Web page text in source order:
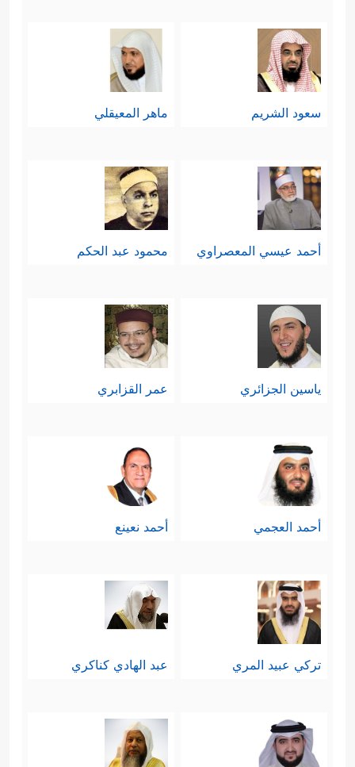
سعود الشريم ماهر المعيقلي
أحمد عيسي المعصراوي محمود عبد الحكم
ياسين الجزائري عمر القزابري
أحمد العجمي أحمد نعينع
تركي عبيد المري عبد الهادي كناكري